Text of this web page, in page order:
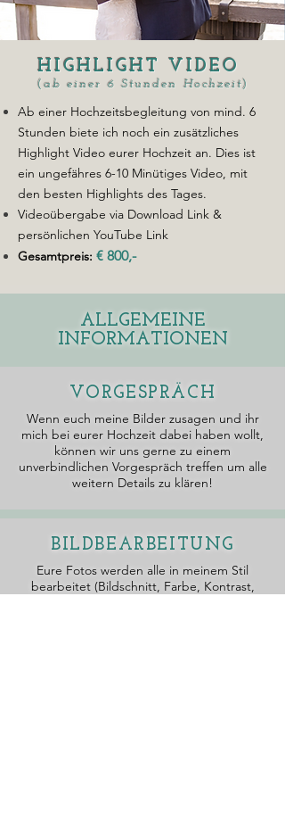
HIGHLIGHT VIDEO
( ab einer 6 Stunden Hochzeit)
Ab einer Hochzeitsbegleitung von mind. 6
Stunden biete ich noch ein zusätzliches
Highlight Video eurer Hochzeit an. Dies ist
ein ungefähres 6-10 Minütiges Video, mit
den besten Highlights des Tages.
Videoübergabe via Download Link &
persönlichen YouTube Link
Gesamtpreis: € 800,-
ALLGEMEINE
INFORMATIONEN
VORGESPRÄCH
Wenn euch meine Bilder zusagen und ihr
mich bei eurer Hochzeit dabei haben wollt,
können wir uns gerne zu einem
unverbindlichen Vorgespräch treffen um alle
weitern Details zu klären!
BILDBEARBEITUNG
Eure Fotos werden alle in meinem Stil
bearbeitet (Bildschnitt, Farbe, Kontrast,